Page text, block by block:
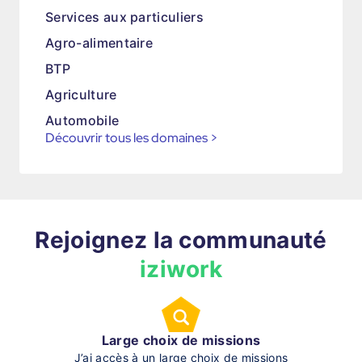
Services aux particuliers
Agro-alimentaire
BTP
Agriculture
Automobile
Découvrir tous les domaines >
Rejoignez la communauté
iziwork
Large choix de missions
J’ai accès à un large choix de missions